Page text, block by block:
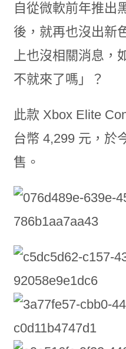
自從微軟前年推出
後，就再也沒出新
上也沒相關消息，
不就來了嗎」？
此款 Xbox Elite
台幣 4,299 元，於
售。